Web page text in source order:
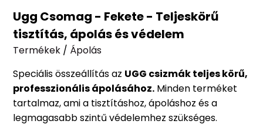
Ugg Csomag - Fekete - Teljeskörű
tisztítás, ápolás és védelem
Termékek / Ápolás
Speciális összeállítás az UGG csizmák teljes körű,
professzionális ápolásához. Minden terméket
tartalmaz, ami a tisztításhoz, ápoláshoz és a
legmagasabb szintű védelemhez szükséges.